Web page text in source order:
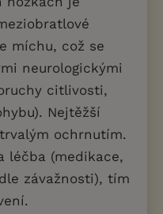
míchu, což se
neurologickými
citlivosti,
Nejtěžší
ochrnutím.
léčba (medikace,
závažnosti), tím